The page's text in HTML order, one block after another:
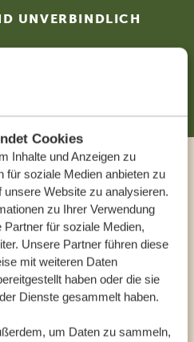
Cookies
Inhalte und Anzeigen zu
für soziale Medien anbieten zu
unsere Website zu analysieren.
zu Ihrer Verwendung
für soziale Medien,
Unsere Partner führen diese
mit weiteren Daten
haben oder die sie
Dienste gesammelt haben.
um Daten zu sammeln,
UNVERBINDLICH
mit einem
HELFEN IHNEN GERN